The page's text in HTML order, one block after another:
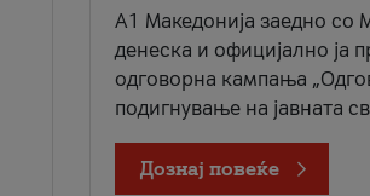
A1 Македонија заедно со
денеска и официјално ја
одговорна кампања
подигнување на јавната
Дознај повеќе